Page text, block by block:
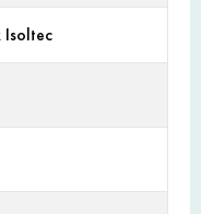
Isoltec